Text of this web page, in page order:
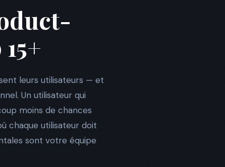
leurs utilisateurs — et
Un utilisateur qui
moins de chances
chaque utilisateur doit
sont votre équipe